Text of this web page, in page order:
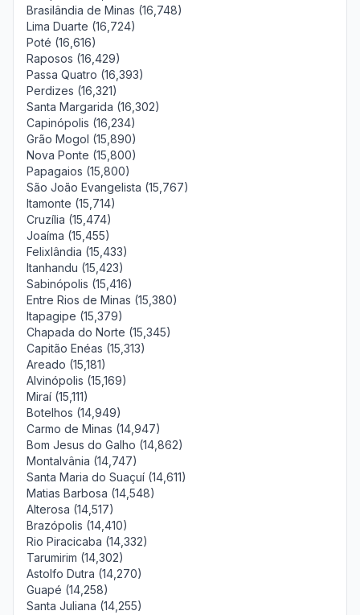
Brasilândia de Minas (16,748)
Lima Duarte (16,724)
Poté (16,616)
Raposos (16,429)
Passa Quatro (16,393)
Perdizes (16,321)
Santa Margarida (16,302)
Capinópolis (16,234)
Grão Mogol (15,890)
Nova Ponte (15,800)
Papagaios (15,800)
São João Evangelista (15,767)
Itamonte (15,714)
Cruzília (15,474)
Joaíma (15,455)
Felixlândia (15,433)
Itanhandu (15,423)
Sabinópolis (15,416)
Entre Rios de Minas (15,380)
Itapagipe (15,379)
Chapada do Norte (15,345)
Capitão Enéas (15,313)
Areado (15,181)
Alvinópolis (15,169)
Miraí (15,111)
Botelhos (14,949)
Carmo de Minas (14,947)
Bom Jesus do Galho (14,862)
Montalvânia (14,747)
Santa Maria do Suaçuí (14,611)
Matias Barbosa (14,548)
Alterosa (14,517)
Brazópolis (14,410)
Rio Piracicaba (14,332)
Tarumirim (14,302)
Astolfo Dutra (14,270)
Guapé (14,258)
Santa Juliana (14,255)